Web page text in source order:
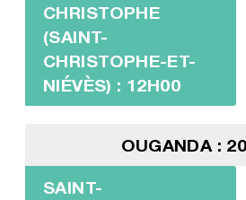
CHRISTOPHE
(SAINT-
CHRISTOPHE-ET-
NIÉVÈS) : 12H00
OUGANDA :
SAINT-